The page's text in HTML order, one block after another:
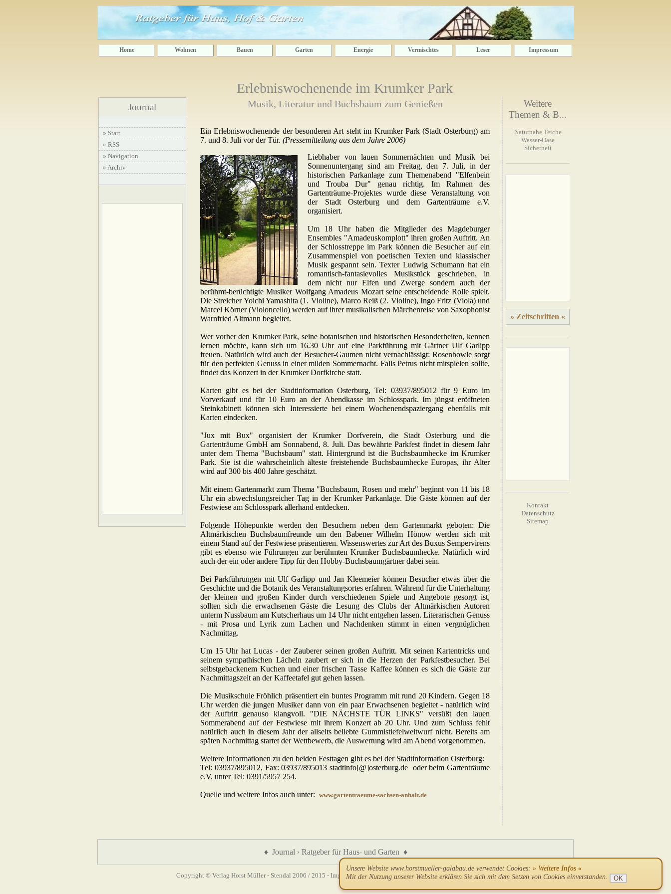
Home Wohnen Bauen Garten Energie Vermischtes Leser Impressum
Erlebniswochenende im Krumker Park
Journal
» Start
» RSS
» Navigation
» Archiv
Musik, Literatur und Buchsbaum zum Genießen
Ein Erlebniswochenende der besonderen Art steht im Krumker Park (Stadt Osterburg) am
7. und 8. Juli vor der Tür. (Pressemitteilung aus dem Jahre 2006)
Liebhaber von lauen Sommernächten und Musik bei
Sonnenuntergang sind am Freitag, den 7. Juli, in der
historischen Parkanlage zum Themenabend "Elfenbein
und Trouba Dur" genau richtig. Im Rahmen des
Gartenträume-Projektes wurde diese Veranstaltung von
der Stadt Osterburg und dem Gartenträume e.V.
organisiert.
Um 18 Uhr haben die Mitglieder des Magdeburger
Ensembles "Amadeuskomplott" ihren großen Auftritt. An
der Schlosstreppe im Park können die Besucher auf ein
Zusammenspiel von poetischen Texten und klassischer
Musik gespannt sein. Texter Ludwig Schumann hat ein
romantisch-fantasievolles Musikstück geschrieben, in
dem nicht nur Elfen und Zwerge sondern auch der
berühmt-berüchtigte Musiker Wolfgang Amadeus Mozart seine entscheidende Rolle spielt.
Die Streicher Yoichi Yamashita (1. Violine), Marco Reiß (2. Violine), Ingo Fritz (Viola) und
Marcel Körner (Violoncello) werden auf ihrer musikalischen Märchenreise von Saxophonist
Warnfried Altmann begleitet.
Wer vorher den Krumker Park, seine botanischen und historischen Besonderheiten, kennen
lernen möchte, kann sich um 16.30 Uhr auf eine Parkführung mit Gärtner Ulf Garlipp
freuen. Natürlich wird auch der Besucher-Gaumen nicht vernachlässigt: Rosenbowle sorgt
für den perfekten Genuss in einer milden Sommernacht. Falls Petrus nicht mitspielen sollte,
findet das Konzert in der Krumker Dorfkirche statt.
Karten gibt es bei der Stadtinformation Osterburg, Tel: 03937/895012 für 9 Euro im
Vorverkauf und für 10 Euro an der Abendkasse im Schlosspark. Im jüngst eröffneten
Steinkabinett können sich Interessierte bei einem Wochenendspaziergang ebenfalls mit
Karten eindecken.
"Jux mit Bux" organisiert der Krumker Dorfverein, die Stadt Osterburg und die
Gartenträume GmbH am Sonnabend, 8. Juli. Das bewährte Parkfest findet in diesem Jahr
unter dem Thema "Buchsbaum" statt. Hintergrund ist die Buchsbaumhecke im Krumker
Park. Sie ist die wahrscheinlich älteste freistehende Buchsbaumhecke Europas, ihr Alter
wird auf 300 bis 400 Jahre geschätzt.
Mit einem Gartenmarkt zum Thema "Buchsbaum, Rosen und mehr" beginnt von 11 bis 18
Uhr ein abwechslungsreicher Tag in der Krumker Parkanlage. Die Gäste können auf der
Festwiese am Schlosspark allerhand entdecken.
Folgende Höhepunkte werden den Besuchern neben dem Gartenmarkt geboten: Die
Altmärkischen Buchsbaumfreunde um den Babener Wilhelm Hönow werden sich mit
einem Stand auf der Festwiese präsentieren. Wissenswertes zur Art des Buxus Sempervirens
gibt es ebenso wie Führungen zur berühmten Krumker Buchsbaumhecke. Natürlich wird
auch der ein oder andere Tipp für den Hobby-Buchsbaumgärtner dabei sein.
Bei Parkführungen mit Ulf Garlipp und Jan Kleemeier können Besucher etwas über die
Geschichte und die Botanik des Veranstaltungsortes erfahren. Während für die Unterhaltung
der kleinen und großen Kinder durch verschiedenen Spiele und Angebote gesorgt ist,
sollten sich die erwachsenen Gäste die Lesung des Clubs der Altmärkischen Autoren
unterm Nussbaum am Kutscherhaus um 14 Uhr nicht entgehen lassen. Literarischen Genuss
- mit Prosa und Lyrik zum Lachen und Nachdenken stimmt in einen vergnüglichen
Nachmittag.
Um 15 Uhr hat Lucas - der Zauberer seinen großen Auftritt. Mit seinen Kartentricks und
seinem sympathischen Lächeln zaubert er sich in die Herzen der Parkfestbesucher. Bei
selbstgebackenem Kuchen und einer frischen Tasse Kaffee können es sich die Gäste zur
Nachmittagszeit an der Kaffeetafel gut gehen lassen.
Die Musikschule Fröhlich präsentiert ein buntes Programm mit rund 20 Kindern. Gegen 18
Uhr werden die jungen Musiker dann von ein paar Erwachsenen begleitet - natürlich wird
der Auftritt genauso klangvoll. "DIE NÄCHSTE TÜR LINKS" versüßt den lauen
Sommerabend auf der Festwiese mit ihrem Konzert ab 20 Uhr. Und zum Schluss fehlt
natürlich auch in diesem Jahr der allseits beliebte Gummistiefelweitwurf nicht. Bereits am
späten Nachmittag startet der Wettbewerb, die Auswertung wird am Abend vorgenommen.
Weitere Informationen zu den beiden Festtagen gibt es bei der Stadtinformation Osterburg:
Tel: 03937/895012, Fax: 03937/895013 stadtinfo[@]osterburg.de oder beim Gartenträume
e.V. unter Tel: 0391/5957 254.
Quelle und weitere Infos auch unter: www.gartentraeume-sachsen-anhalt.de
Weitere
Themen & B...
Naturnahe Teiche
Wasser-Oase
Sicherheit
» Zeitschriften «
Kontakt
Datenschutz
Sitemap
♦ Journal › Ratgeber für Haus- und Garten ♦
Copyright © Verlag Horst Müller - Stendal 2006 / 2015 - Impressum-Hinweise zum Datenschutz-Haftungsausschluss
Unsere Website www.horstmueller-galabau.de verwendet Cookies: » Weitere Infos «
Mit der Nutzung unserer Website erklären Sie sich mit dem Setzen von Cookies einverstanden.
OK